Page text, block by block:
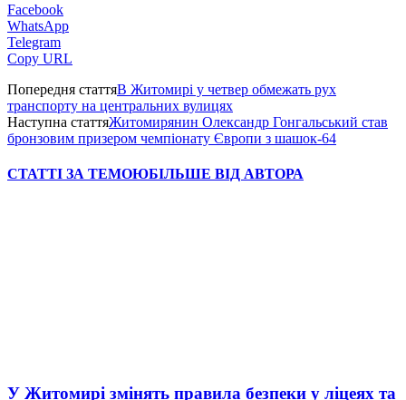
Facebook
WhatsApp
Telegram
Copy URL
Попередня статтяВ Житомирі у четвер обмежать рух
транспорту на центральних вулицях
Наступна статтяЖитомирянин Олександр Гонгальський став
бронзовим призером чемпіонату Європи з шашок-64
СТАТТІ ЗА ТЕМОЮБІЛЬШЕ ВІД АВТОРА
У Житомирі змінять правила безпеки у ліцеях та